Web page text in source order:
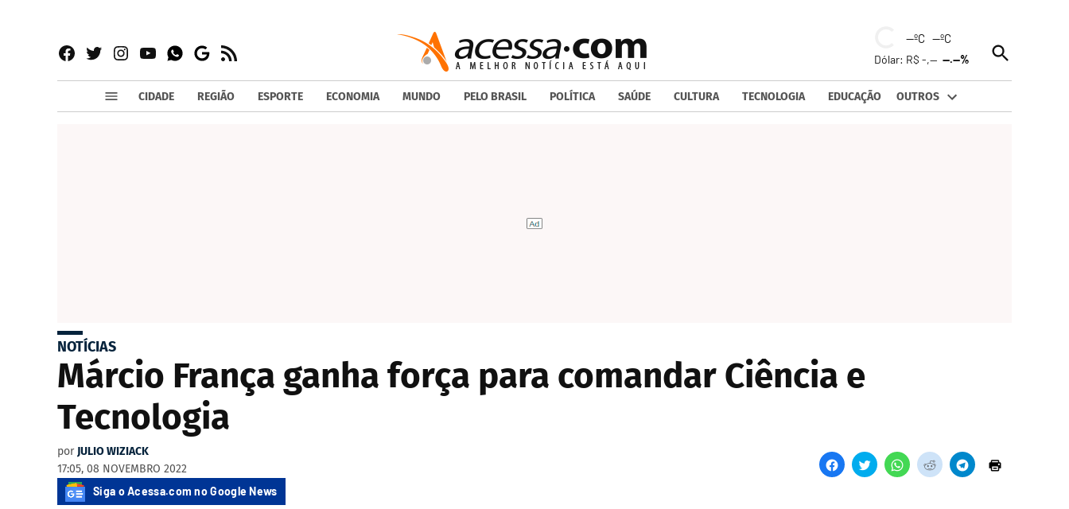
Facebook
TwitterInstagram
YouTubeWhatsapp
Google
News
RSS
--ºC --ºC
Dólar: R$ -,----.--%
Open
Search
CIDADE REGIÃO ESPORTE ECONOMIA MUNDO PELO BRASIL POLÍTICA SAÚDE CULTURA TECNOLOGIA EDUCAÇÃO OUTROS
NOTÍCIAS
Márcio França ganha força para comandar Ciência e
Tecnologia
por JULIO WIZIACK
17:05, 08 NOVEMBRO 2022
Siga o Acessa.com no Google News